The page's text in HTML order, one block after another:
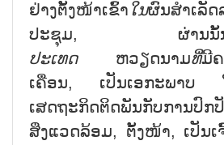
ຢ່າງຕັ້ງໜ້າເຂົ້າ ໃນຜົນສຳເລັດ
ປະຊຸມ, ຜ່ານນັ້ນເຮັ
ປະເທດຫວຽດນາມທີ່ມີ
ເຄື່ອນ, ເປັນເອກະພາບ ໃ
ເສດຖະກິດຕິດພັນກັບການປົກ
ສິ່ງແວດລ້ອມ, ຕັ້ງໜ້າ, ເປັນເ